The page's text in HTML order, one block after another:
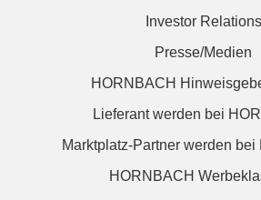
Investor Relations
Presse/Medien
HORNBACH
Lieferant werden bei
Marktplatz-Partner werden bei
HORNBACH